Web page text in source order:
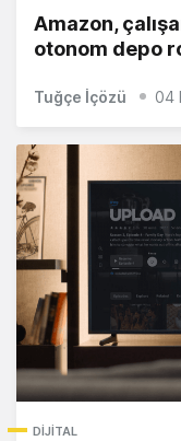
Amazon,
otonom depo
Tuğçe İçözü 04
DIJITAL